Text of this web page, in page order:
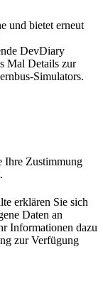
und bietet erneut
DevDiary
Mal Details zur
Simulators.
Ihre Zustimmung
erklären Sie sich
Daten an
Informationen dazu
zur Verfügung